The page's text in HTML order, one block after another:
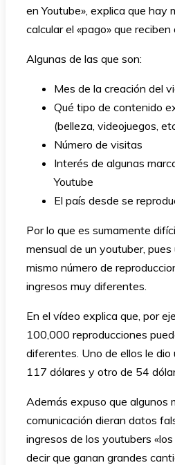
en Youtube», explica que hay
calcular el «pago» que
Algunas de las que son:
Mes de la creación del
Qué tipo de contenido
(belleza, videojuegos,
Número de visitas
Interés de algunas
Youtube
El país desde se
Por lo que es sumamente
mensual de un youtuber,
mismo número de
ingresos muy diferentes.
En el vídeo explica que, por
100,000 reproducciones
diferentes. Uno de ellos le dio
117 dólares y otro de 54
Además expuso que algunos
comunicación dieran datos
ingresos de los youtubers
decir que ganan grandes